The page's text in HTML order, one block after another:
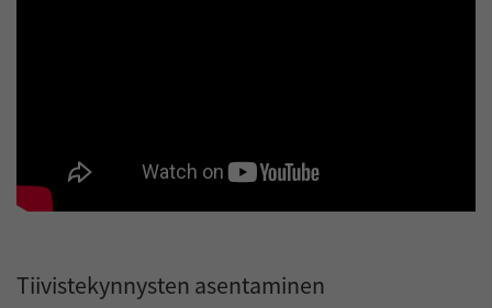
Tiivistekynnysten asentaminen